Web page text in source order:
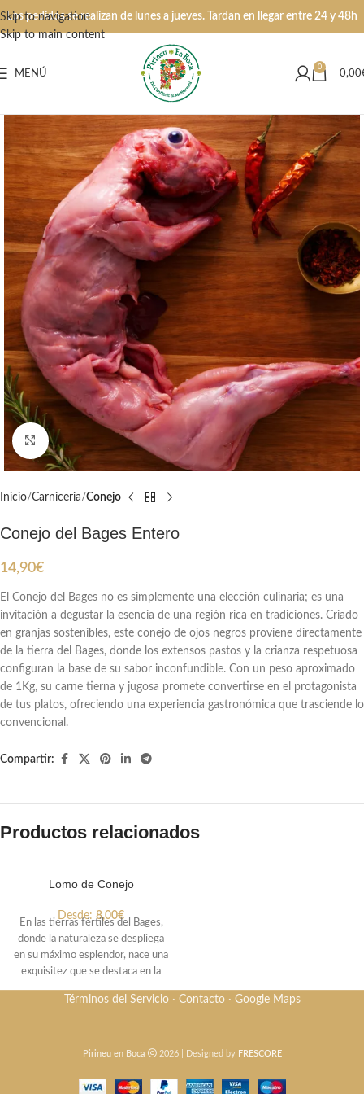
Skip to navigation
Skip to main content
Los pedidos se realizan de lunes a jueves. Tardan en llegar entre 24 y 48h
MENÚ
0
0,00
Clic para ampliar
Inicio Carniceria Conejo
Conejo del Bages Entero
14,90€
El Conejo del Bages no es simplemente una elección culinaria; es una
invitación a degustar la esencia de una región rica en tradiciones. Criado
en granjas sostenibles, este conejo de ojos negros proviene directamente
de la tierra del Bages, donde los extensos pastos y la crianza respetuosa
configuran la base de su sabor inconfundible. Con un peso aproximado
de 1Kg, su carne tierna y jugosa promete convertirse en el protagonista
de tus platos, ofreciendo una experiencia gastronómica que trasciende lo
convencional.
Compartir:
Productos relacionados
Lomo de Conejo
Desde: 8,00€
En las tierras fértiles del Bages,
donde la naturaleza se despliega
en su máximo esplendor, nace una
exquisitez que se destaca en la
granjas sostenibles, donde el
de amplias áreas de pasto,
y delicada. Al filetear estos lomos,
Términos del Servicio· Contacto· Google Maps
Pirineu en Boca 2026 | Designed by FRESCORE